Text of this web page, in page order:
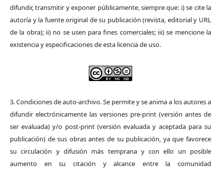
difundir, transmitir y exponer públicamente, siempre que: i) se cite la
autoría y la fuente original de su publicación (revista, editorial y URL
de la obra); ii) no se usen para fines comerciales; iii) se mencione la
existencia y especificaciones de esta licencia de uso.
3. Condiciones de auto-archivo. Se permite y se anima a los autores a
difundir electrónicamente las versiones pre-print (versión antes de
ser evaluada) y/o post-print (versión evaluada y aceptada para su
publicación) de sus obras antes de su publicación, ya que favorece
su circulación y difusión más temprana y con ello un posible
aumento en su citación y alcance entre la comunidad